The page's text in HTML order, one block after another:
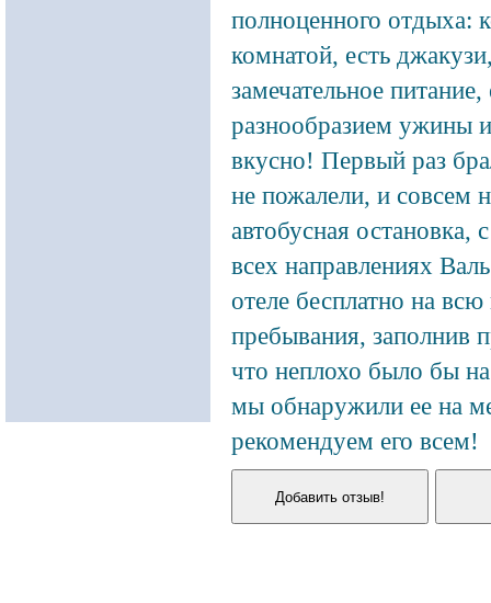
полноценного отдыха:
комнатой, есть
замечательное
разнообразием ужины
вкусно! Первый раз
не пожалели, и совсем
автобусная
всех направлениях
отеле бесплатно на
пребывания, заполнив
что неплохо было бы
мы обнаружили ее на
рекомендуем его всем!